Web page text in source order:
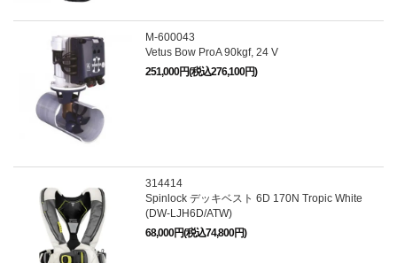
M-600043
Vetus Bow ProA 90kgf, 24 V
251,000円(税込276,100円)
314414
Spinlock デッキベスト 6D 170N Tropic White
(DW-LJH6D/ATW)
68,000円(税込74,800円)